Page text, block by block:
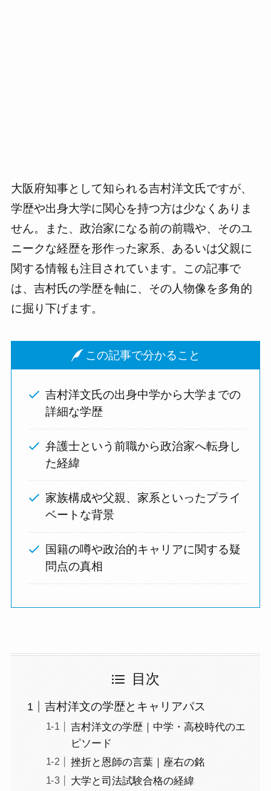
大阪府知事として知られる吉村洋文氏ですが、
学歴や出身大学に関心を持つ方は少なくありま
せん。また、政治家になる前の前職や、そのユ
ニークな経歴を形作った家系、あるいは父親に
関する情報も注目されています。この記事で
は、吉村氏の学歴を軸に、その人物像を多角的
に掘り下げます。
この記事で分かること
吉村洋文氏の出身中学から大学までの
詳細な学歴
弁護士という前職から政治家へ転身し
た経緯
家族構成や父親、家系といったプライ
ベートな背景
国籍の噂や政治的キャリアに関する疑
問点の真相
目次
吉村洋文の学歴とキャリアパス
吉村洋文の学歴｜中学・高校時代のエ
ピソード
挫折と恩師の言葉｜座右の銘
大学と司法試験合格の経緯